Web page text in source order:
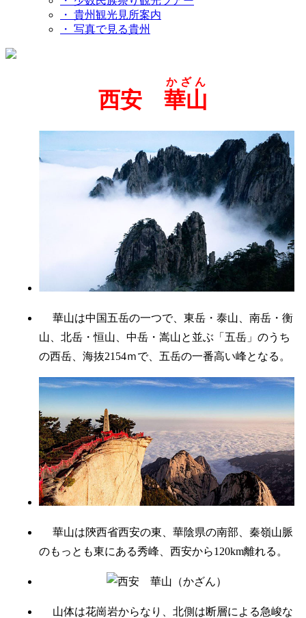
・ 貴州観光見所案内
・ 写真で見る貴州
西安 華山
かざん
山、北岳・恒山、中岳・嵩山と並ぶ「五岳」のうち
の西岳、海抜2154ｍで、五岳の一番高い峰となる。
華山は陝西省西安の東、華陰県の南部、秦嶺山脈
のもっとも東にある秀峰、西安から120km離れる。
山体は花崗岩からなり、北側は断層による急峻な